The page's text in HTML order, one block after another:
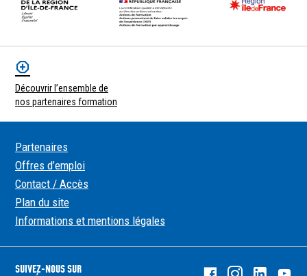
Découvrir l’ensemble de
nos partenaires formation
Partenaires
Offres d’emploi
Contact / Accès
Plan du site
Informations et mentions légales
SUIVEZ-NOUS SUR